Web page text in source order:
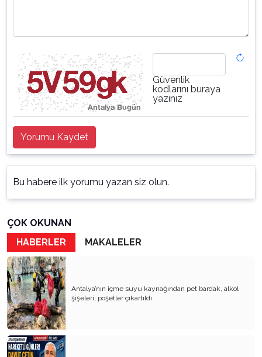
Güvenlik
kodlarını buraya
yazınız
Yorumu Kaydet
Bu habere ilk yorumu yazan siz olun.
ÇOK OKUNAN
HABERLER
MAKALELER
Antalya’nın içme suyu kaynağından pet bardak, alkol
şişeleri, poşetler çıkartıldı